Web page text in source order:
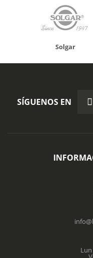
Solgar
SÍGUENOS EN
Lun